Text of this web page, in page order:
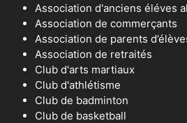
Association d'anciens éléves
Association de commerçants
Association de parents
Association de retraités
Club d'arts martiaux
Club d'athlétisme
Club de badminton
Club de basketball